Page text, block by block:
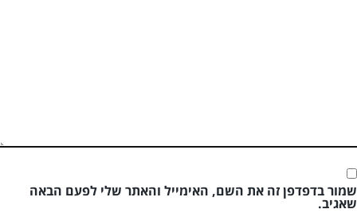
שמור בדפדפן זה את השם, האימייל והאתר שלי לפעם הבאה
שאגיב.